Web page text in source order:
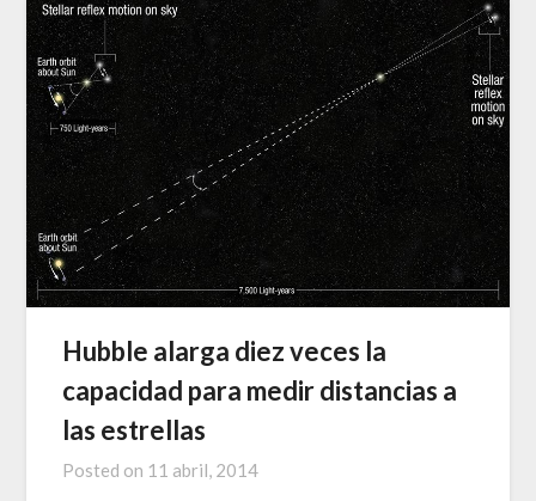
Hubble alarga diez veces la
capacidad para medir distancias a
las estrellas
Posted on 11 abril, 2014